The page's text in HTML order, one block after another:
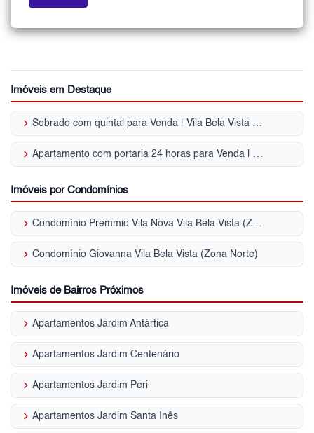
Imóveis em Destaque
keyboard_arrow_right Sobrado com quintal para Venda | Vila Bela Vista (Zona Norte)
keyboard_arrow_right Apartamento com portaria 24 horas para Venda | Vila Bela Vista (Zona Norte)
Imóveis por Condomínios
keyboard_arrow_right Condomínio Premmio Vila Nova Vila Bela Vista (Zona Norte)
keyboard_arrow_right Condomínio Giovanna Vila Bela Vista (Zona Norte)
Imóveis de Bairros Próximos
keyboard_arrow_right Apartamentos Jardim Antártica
keyboard_arrow_right Apartamentos Jardim Centenário
keyboard_arrow_right Apartamentos Jardim Peri
keyboard_arrow_right Apartamentos Jardim Santa Inês